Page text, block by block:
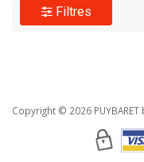
Filtres
Copyright © 2026 PUYBARET